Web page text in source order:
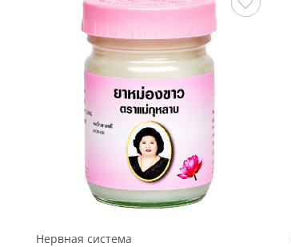
Сохранить
Нервная система